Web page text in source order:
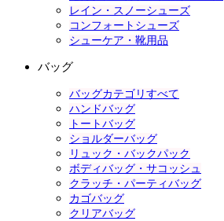
レイン・スノーシューズ
コンフォートシューズ
シューケア・靴用品
バッグ
バッグカテゴリすべて
ハンドバッグ
トートバッグ
ショルダーバッグ
リュック・バックパック
ボディバッグ・サコッシュ
クラッチ・パーティバッグ
カゴバッグ
クリアバッグ